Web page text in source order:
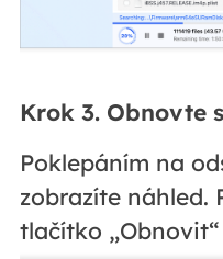
Krok 3. Obnovte
Poklepáním na
zobrazíte náhled.
tlačítko